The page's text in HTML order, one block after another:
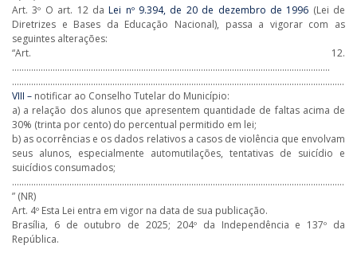
Art. 3º O art. 12 daLei nº 9.394, de 20 de dezembro de 1996 (Lei de
Diretrizes e Bases da Educação Nacional), passa a vigorar com as
seguintes alterações:
“Art. 12.
…………………………………………………………………………………………………………………….
VIII – notificar ao Conselho Tutelar do Município:
a) a relação dos alunos que apresentem quantidade de faltas acima de
30% (trinta por cento) do percentual permitido em lei;
b) as ocorrências e os dados relativos a casos de violência que envolvam
seus alunos, especialmente automutilações, tentativas de suicídio e
suicídios consumados;
” (NR)
Art. 4º Esta Lei entra em vigor na data de sua publicação.
Brasília, 6 de outubro de 2025; 204º da Independência e 137º da
República.